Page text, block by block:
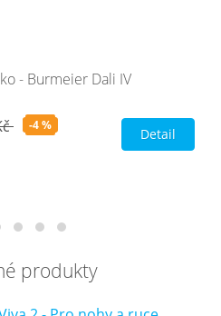
- Burmeier Dali IV
-4 %
Detail
produkty